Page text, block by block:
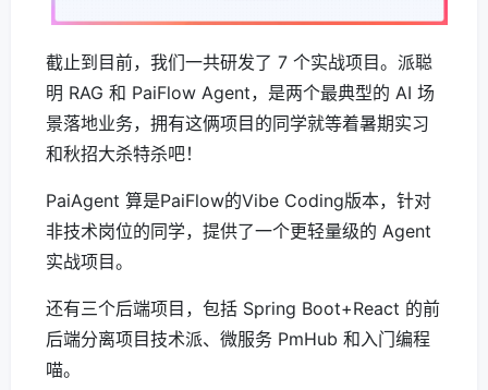
截止到目前，我们一共研发了 7 个实战项目。派聪
明 RAG 和 PaiFlow Agent，是两个最典型的 AI 场
景落地业务，拥有这俩项目的同学就等着暑期实习
和秋招大杀特杀吧！
PaiAgent 算是PaiFlow的Vibe Coding版本，针对
非技术岗位的同学，提供了一个更轻量级的 Agent
实战项目。
还有三个后端项目，包括 Spring Boot+React 的前
后端分离项目技术派、微服务 PmHub 和入门编程
喵。